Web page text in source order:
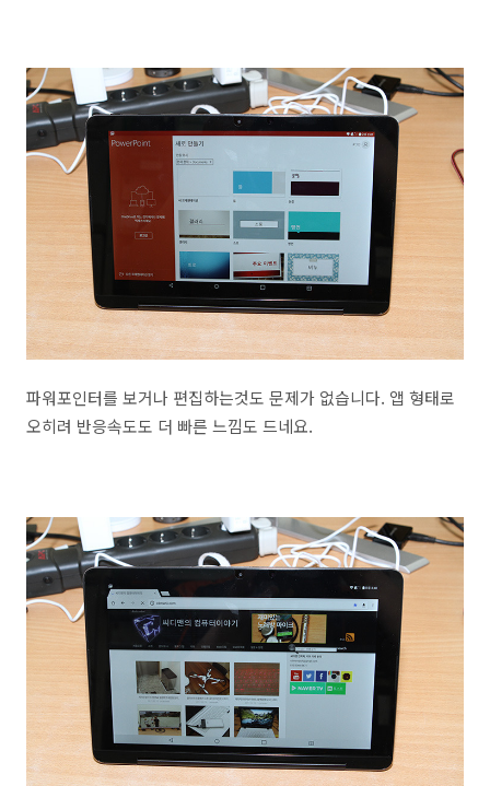
파워포인터를 보거나 편집하는것도 문제가 없습니다. 앱 형태로
오히려 반응속도도 더 빠른 느낌도 드네요.